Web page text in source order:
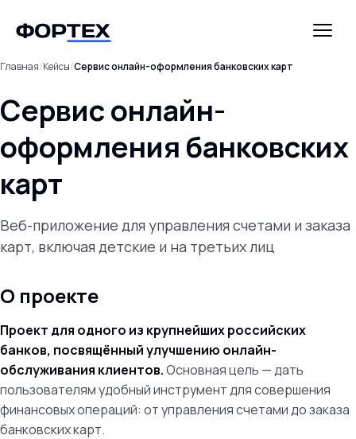
Главная/Кейсы/Сервис онлайн-оформления банковских карт
Сервис онлайн-
оформления банковских
карт
Веб-приложение для управления счетами и заказа
карт, включая детские и на третьих лиц
О проекте
Проект для одного из крупнейших российских
банков, посвящённый улучшению онлайн-
обслуживания клиентов.Основная цель — дать
пользователям удобный инструмент для совершения
финансовых операций: от управления счетами до заказа
банковских карт.